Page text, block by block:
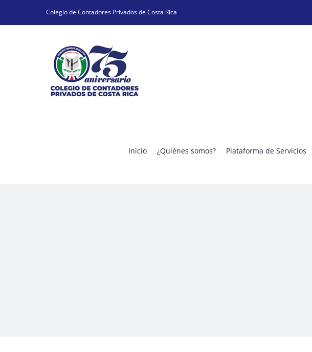
Colegio de Contadores Privados de Costa Rica
Inicio ¿Quiénes somos? Plataforma de Servicios